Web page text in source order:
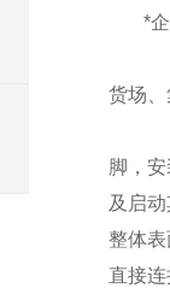
*
货场、
脚，
及启
整体
直接